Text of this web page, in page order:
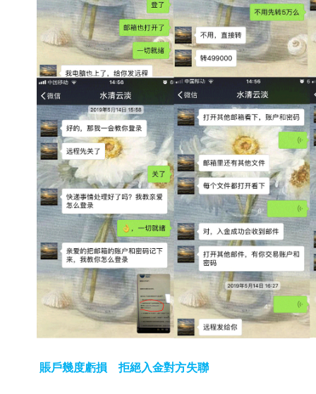
賬戶幾度虧損 拒絕入金對方失聯